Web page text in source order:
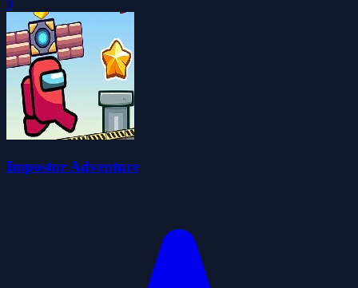
0
Impostor Adventure